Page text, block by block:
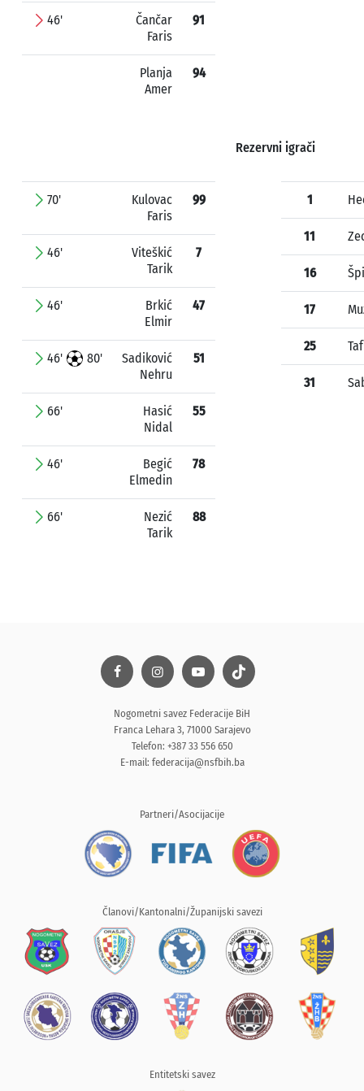
46'
Čančar
Faris
91
Planja
Amer
94
Rezervni igrači
70'
Kulovac
Faris
99
46'
Viteškić
Tarik
7
46'
Brkić
Elmir
47
46' 80'
Sadiković
Nehru
51
66'
Hasić
Nidal
55
46'
Begić
Elmedin
78
66'
Nezić
Tarik
88
1
11
16
17
25
31
Nogometni savez Federacije BiH
Franca Lehara 3, 71000 Sarajevo
Telefon: +387 33 556 650
E-mail: federacija@nsfbih.ba
Partneri/Asocijacije
Članovi/Kantonalni/Županijski savezi
Entitetski savez